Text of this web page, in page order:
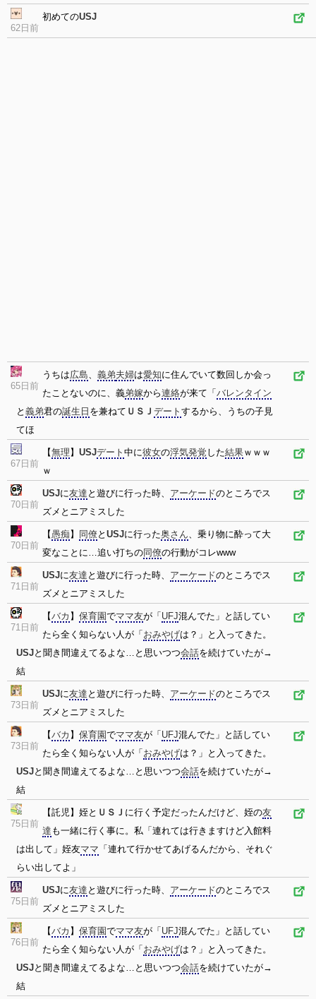
62日前
初めてのUSJ
65日前
うちは広島、 義弟夫婦は愛知に住んでいて数回しか会っ
たことないのに、義弟嫁から連絡が来て「 バレンタイン
と 義弟君の誕生日 を兼ねて ＵＳＪ デート するから、うちの子見
てほ
67日前
【無理 】 USJデート 中に彼女の浮気発覚 した結果ｗｗｗ
ｗ
70日前
USJに友達 と遊びに行った時、 アーケードのところでス
ズメとニアミスした
70日前
【愚痴 】 同僚 と USJに行った奥さん、乗り物に酔って大
変なことに…追い打ちの同僚の行動がコレwww
71日前
USJに友達 と遊びに行った時、 アーケードのところでス
ズメとニアミスした
71日前
【バカ 】 保育園でママ友が「 UFJ混んでた」と話してい
たら全く知らない人が「 おみやげは？」と入ってきた。
USJと聞き間違えてるよな…と思いつつ会話を続けていたが→
結
73日前
USJに友達 と遊びに行った時、 アーケードのところでス
ズメとニアミスした
73日前
【バカ 】 保育園でママ友が「 UFJ混んでた」と話してい
たら全く知らない人が「 おみやげは？」と入ってきた。
USJと聞き間違えてるよな…と思いつつ会話を続けていたが→
結
75日前
【託児】姪と ＵＳＪ に行く予定だったんだけど、姪の友
達 も一緒に行く事に。私「連れては行きますけど入館料
は出して」姪友ママ 「連れて行かせてあげるんだから、それぐ
らい出してよ」
75日前
USJに友達 と遊びに行った時、 アーケードのところでス
ズメとニアミスした
76日前
【バカ 】 保育園でママ友が「 UFJ混んでた」と話してい
たら全く知らない人が「 おみやげは？」と入ってきた。
USJと聞き間違えてるよな…と思いつつ会話を続けていたが→
結